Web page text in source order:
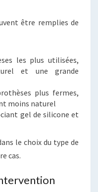
être remplies de
les plus utilisées,
et une grande
plus fermes,
moins naturel
gel de silicone et
le choix du type de
cas.